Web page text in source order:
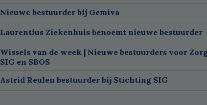
Nieuwe bestuurder bij Gemiva
Laurentius Ziekenhuis benoemt nieuwe bestuurder
Wissels van de week | Nieuwe bestuurders voor
SIG en SBOS
Astrid Reulen bestuurder bij Stichting SIG